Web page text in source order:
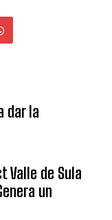
dar la
Valle de Sula
un